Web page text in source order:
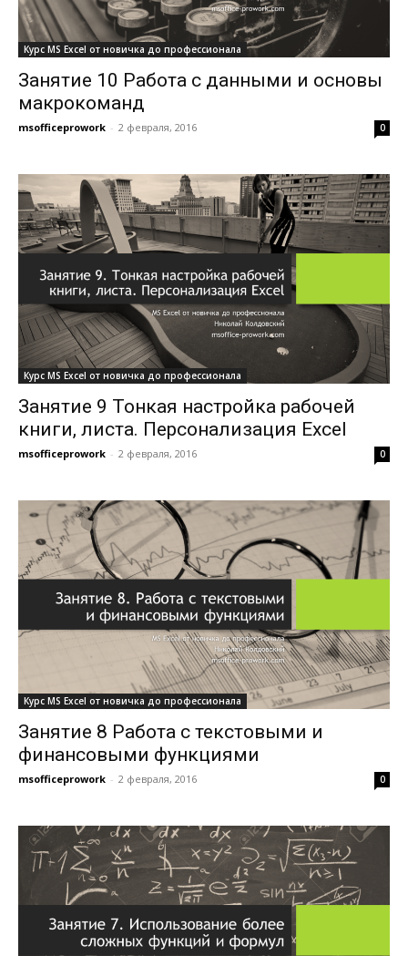
Курс MS Excel от новичка до профессионала
Занятие 10 Работа с данными и основы
макрокоманд
msofficeprowork - 2 февраля, 2016 0
Курс MS Excel от новичка до профессионала
Занятие 9 Тонкая настройка рабочей
книги, листа. Персонализация Excel
msofficeprowork - 2 февраля, 2016 0
Курс MS Excel от новичка до профессионала
Занятие 8 Работа с текстовыми и
финансовыми функциями
msofficeprowork - 2 февраля, 2016 0